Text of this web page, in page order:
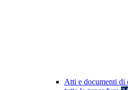
Atti e documenti di